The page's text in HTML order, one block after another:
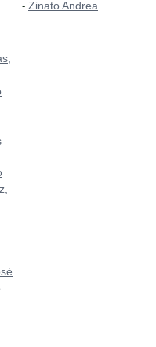
- Zinato Andrea